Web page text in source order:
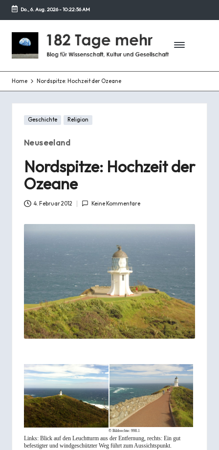
Zurück
zum
Do., 6. Aug. 2026-10:22:57 AM
1
8
2
T
a
g
e
e
r
Blog
Wissenschaft,
Kultur
und
Gesellschaft
Home Nordspitze: Hochzeit der Ozeane
Posted
Geschichte Religion
Neuseeland
Nordspitze: Hochzeit der
Ozeane
4. Februar 2012 Keine Kommentare
© Bildrechte: 998.1
Links: Blick auf den Leuchtturm aus der Entfernung, rechts: Ein gut
befestigter und windgeschützter Weg führt zum Aussichtspunkt.